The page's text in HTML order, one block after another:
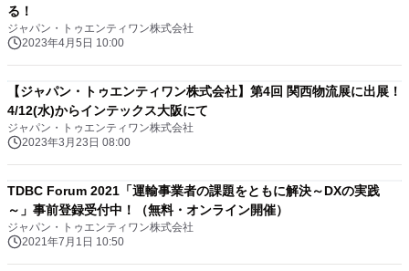
る！
ジャパン・トゥエンティワン株式会社
2023年4月5日 10:00
【ジャパン・トゥエンティワン株式会社】第4回 関西物流展に出展！
4/12(水)からインテックス大阪にて
ジャパン・トゥエンティワン株式会社
2023年3月23日 08:00
TDBC Forum 2021「運輸事業者の課題をともに解決～DXの実践
～」事前登録受付中！（無料・オンライン開催）
ジャパン・トゥエンティワン株式会社
2021年7月1日 10:50